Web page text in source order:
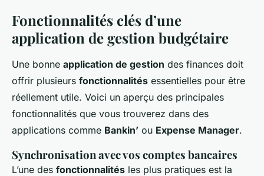
Fonctionnalités clés d’une
application de gestion budgétaire
Une bonne application de gestion des finances doit
offrir plusieurs fonctionnalités essentielles pour être
réellement utile. Voici un aperçu des principales
fonctionnalités que vous trouverez dans des
applications comme Bankin’ ou Expense Manager.
Synchronisation avec vos comptes bancaires
L’une des fonctionnalités les plus pratiques est la